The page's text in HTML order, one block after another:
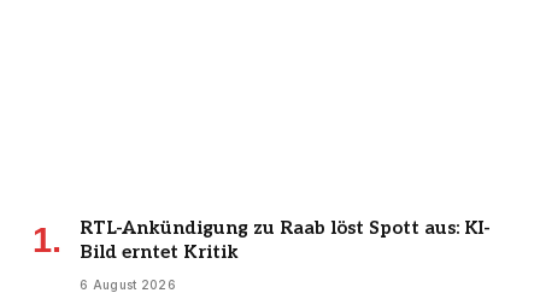
RTL-Ankündigung zu Raab löst Spott aus: KI-
Bild erntet Kritik
6 August 2026